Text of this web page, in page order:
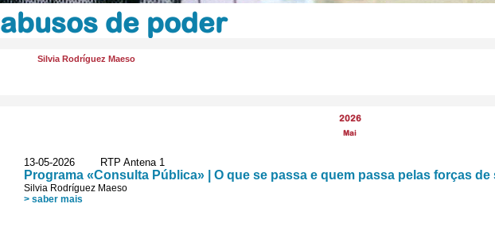
abusos de poder
Silvia Rodríguez Maeso
2026
Mai
13-05-2026 RTP Antena 1
Programa «Consulta Pública» | O que se passa e quem passa pelas forças
Silvia Rodríguez Maeso
> saber mais